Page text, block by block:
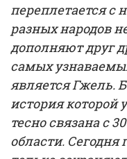
переплетается с
разных народов
дополняют друг
самых
является Гжель.
история которой
тесно связана с
области. Сегодня